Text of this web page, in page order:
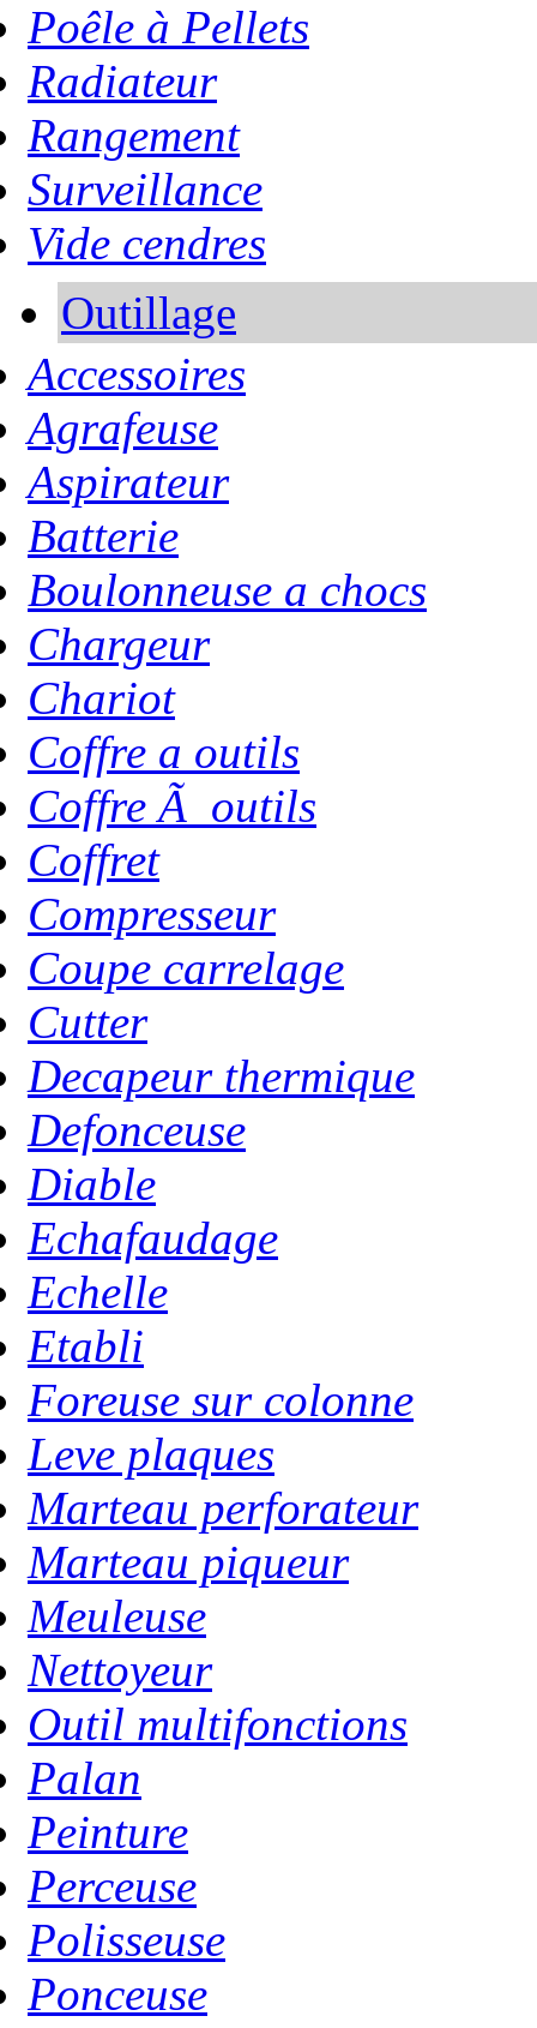
Poêle à Pellets
Radiateur
Rangement
Surveillance
Vide cendres
Outillage
Accessoires
Agrafeuse
Aspirateur
Batterie
Boulonneuse a chocs
Chargeur
Chariot
Coffre a outils
Coffre Ã outils
Coffret
Compresseur
Coupe carrelage
Cutter
Decapeur thermique
Defonceuse
Diable
Echafaudage
Echelle
Etabli
Foreuse sur colonne
Leve plaques
Marteau perforateur
Marteau piqueur
Meuleuse
Nettoyeur
Outil multifonctions
Palan
Peinture
Perceuse
Polisseuse
Ponceuse